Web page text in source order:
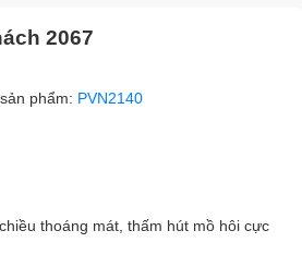
2067
phẩm: PVN2140
thoáng mát, thấm hút mồ hôi cực